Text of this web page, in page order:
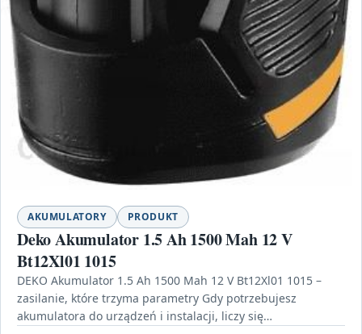
AKUMULATORY PRODUKT
Deko Akumulator 1.5 Ah 1500 Mah 12 V
Bt12Xl01 1015
DEKO Akumulator 1.5 Ah 1500 Mah 12 V Bt12Xl01 1015 –
zasilanie, które trzyma parametry Gdy potrzebujesz
akumulatora do urządzeń i instalacji, liczy się…